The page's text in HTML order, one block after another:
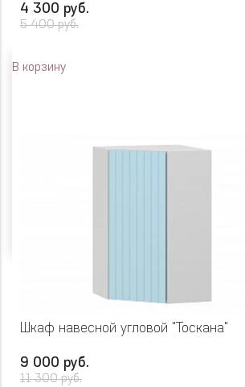
4 300 руб.
5 400 руб.
В корзину
Шкаф навесной угловой "Тоскана"
9 000 руб.
11 300 руб.